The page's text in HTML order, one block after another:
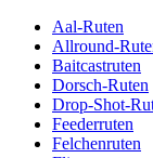
Aal-Ruten
Allround-
Baitcastruten
Dorsch-Ruten
Drop-Shot-
Feederruten
Felchenruten